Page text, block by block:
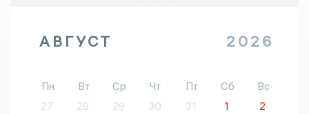
АВГУСТ 2026
Пн Вт Ср Чт Пт Сб
Вс
27
28 29 30 31 1
2